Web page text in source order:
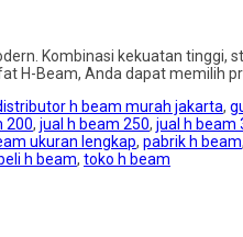
Kombinasi kekuatan
H-Beam, Anda dapat
h beam murah jakarta,
200, jual h beam 250, jual h beam
ukuran lengkap, pabrik h beam,
h beam, toko h beam